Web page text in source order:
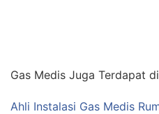
Gas Medis Juga Terdapat
Ahli Instalasi Gas Medis